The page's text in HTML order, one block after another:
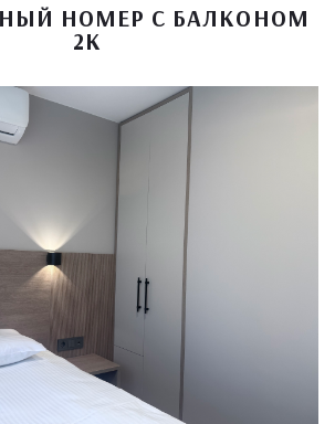
НОМЕР С БАЛКОНОМ
2К